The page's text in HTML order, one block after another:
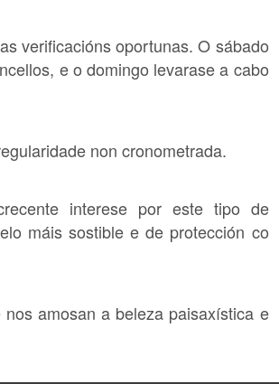
verificacións oportunas. O sábado
e o domingo levarase a cabo
non cronometrada.
interese por este tipo de
máis sostible e de protección co
amosan a beleza paisaxística e